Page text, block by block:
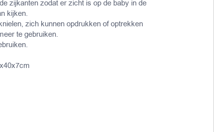
zijkanten zodat er zicht is op de baby in de
kijken.
zich kunnen opdrukken of optrekken
te gebruiken.